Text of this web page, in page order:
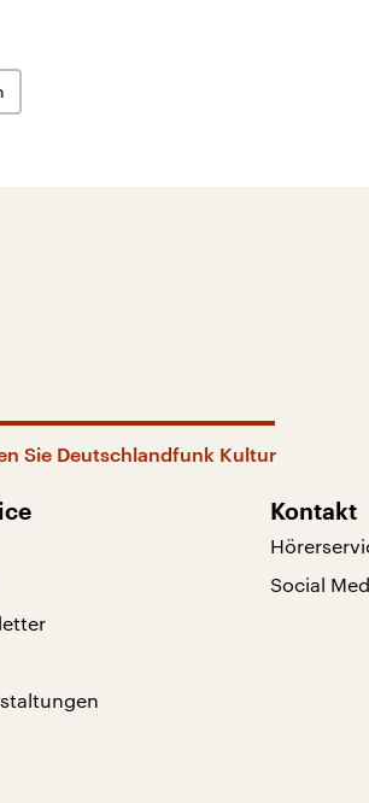
Sie Deutschlandfunk Kultur
Kontakt
Social